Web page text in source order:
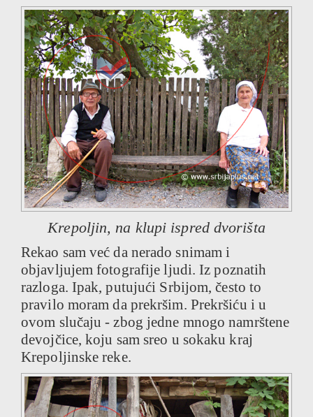
Krepoljin, na klupi ispred dvorišta
Rekao sam već da nerado snimam i
objavljujem fotografije ljudi. Iz poznatih
razloga. Ipak, putujući Srbijom, često to
pravilo moram da prekršim. Prekršiću i u
ovom slučaju - zbog jedne mnogo namrštene
devojčice, koju sam sreo u sokaku kraj
Krepoljinske reke.